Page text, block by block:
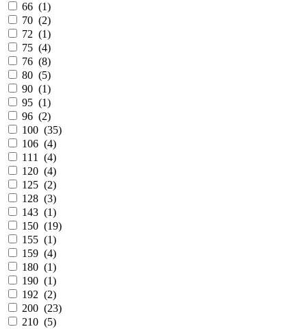
66 (1)
70 (2)
72 (1)
75 (4)
76 (8)
80 (5)
90 (1)
95 (1)
96 (2)
100 (35)
106 (4)
111 (4)
120 (4)
125 (2)
128 (3)
143 (1)
150 (19)
155 (1)
159 (4)
180 (1)
190 (1)
192 (2)
200 (23)
210 (5)